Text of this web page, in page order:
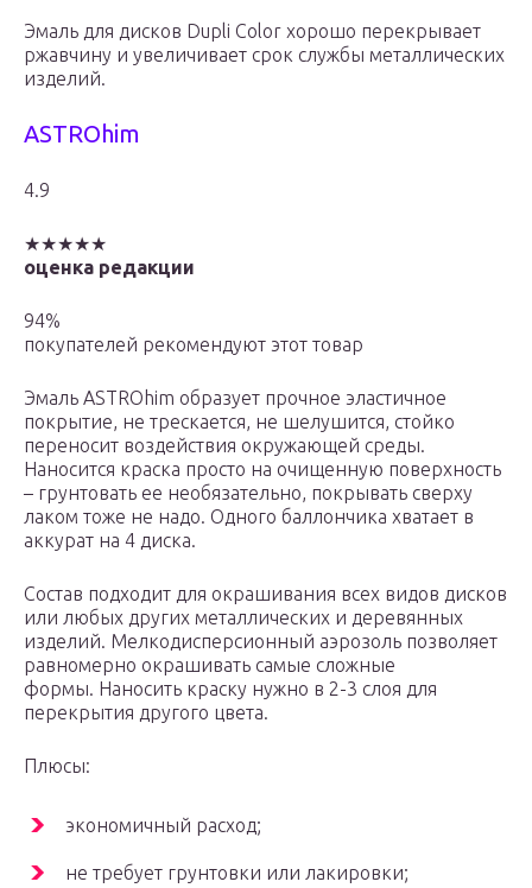
Эмаль для дисков Dupli Color хорошо перекрывает
ржавчину и увеличивает срок службы металлических
изделий.
ASTROhim
4.9
★★★★★
оценка редакции
94%
покупателей рекомендуют этот товар
Эмаль ASTROhim образует прочное эластичное
покрытие, не трескается, не шелушится, стойко
переносит воздействия окружающей среды.
Наносится краска просто на очищенную поверхность
– грунтовать ее необязательно, покрывать сверху
лаком тоже не надо. Одного баллончика хватает в
аккурат на 4 диска.
Состав подходит для окрашивания всех видов дисков
или любых других металлических и деревянных
изделий. Мелкодисперсионный аэрозоль позволяет
равномерно окрашивать самые сложные
формы. Наносить краску нужно в 2-3 слоя для
перекрытия другого цвета.
Плюсы:
экономичный расход;
не требует грунтовки или лакировки;